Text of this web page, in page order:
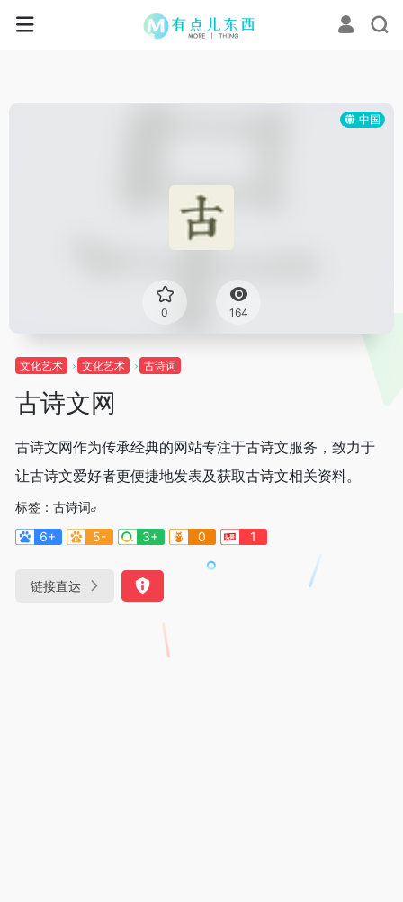
中国
0 164
文化艺术 文化艺术 古诗词
古诗文网
古诗文网作为传承经典的网站专注于古诗文服务，致力于
让古诗文爱好者更便捷地发表及获取古诗文相关资料。
标签： 古诗词
6+
5- 3+ 0 1
链接直达